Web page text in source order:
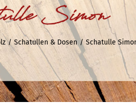
Simon
Schatullen & Dosen Schatulle